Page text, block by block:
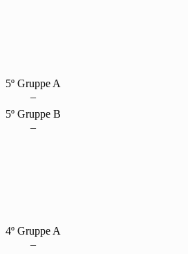
5º Gruppe A
–
5º Gruppe B
–
4º Gruppe A
–